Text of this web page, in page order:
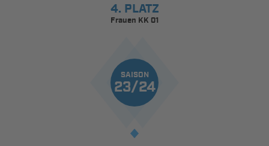
4. PLATZ
Frauen KK 01
SAISON
23/24